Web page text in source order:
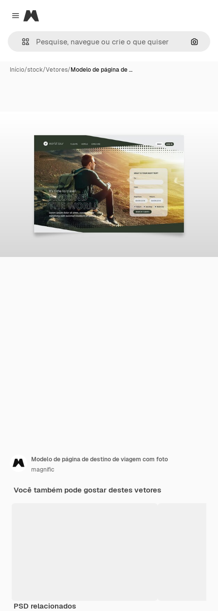
Close menu
Magnific
Início/stock/Vetores/Modelo de página de …
Modelo de página de destino de viagem com foto
magnific
Você também pode gostar destes vetores
PSD relacionados